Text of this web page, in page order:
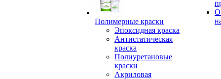
Полимерные краски
Эпоксидная краска
Антистатическая
краска
Полиуретановые
краски
Акриловая